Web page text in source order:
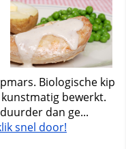
Biologische kip
bewerkt.
dan ge...
snel door!